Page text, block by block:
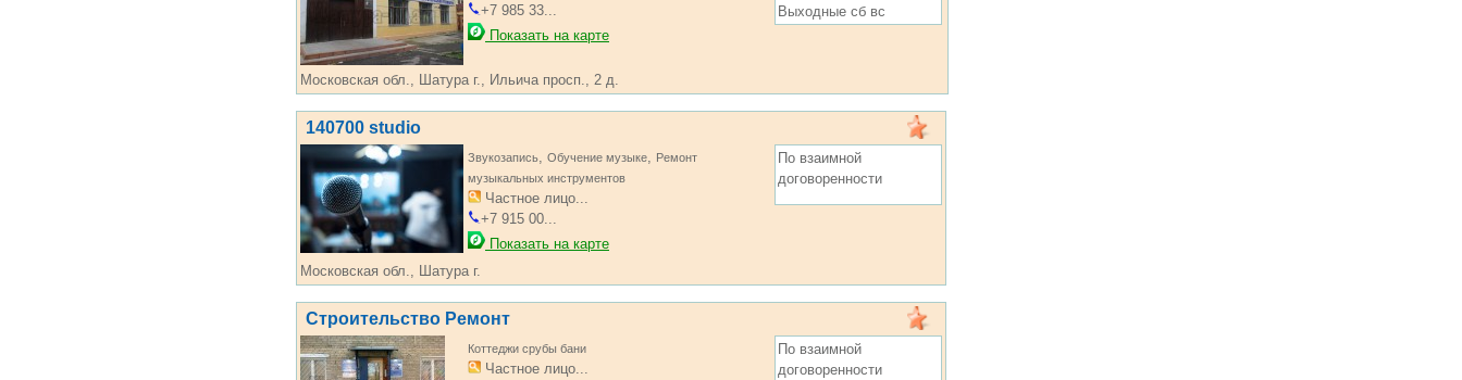
+7 985 33...
Показать на карте
Выходные сб вс
Московская обл., Шатура г., Ильича просп., 2 д.
140700 studio
Звукозапись, Обучение музыке, Ремонт
музыкальных инструментов
Частное лицо...
+7 915 00...
Показать на карте
По взаимной
договоренности
Московская обл., Шатура г.
Строительство Ремонт
Коттеджи срубы бани
Частное лицо...
По взаимной
договоренности